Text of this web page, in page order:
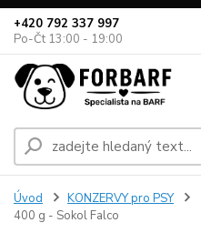
+420 792 337 997
Po-Čt 13:00 - 19:00
Úvod KONZERVY pro PSY
400 g - Sokol Falco